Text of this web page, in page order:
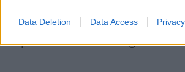
Data Deletion Data Access
dalla gestione del personale alla
responsabilizzazione degli uffici.